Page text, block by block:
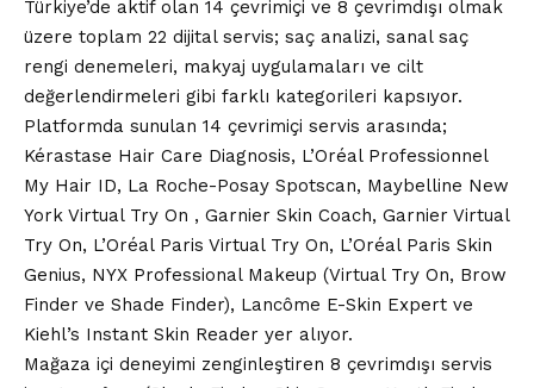
Türkiye’de aktif olan 14 çevrimiçi ve 8 çevrimdışı olmak
üzere toplam 22 dijital servis; saç analizi, sanal saç
rengi denemeleri, makyaj uygulamaları ve cilt
değerlendirmeleri gibi farklı kategorileri kapsıyor.
Platformda sunulan 14 çevrimiçi servis arasında;
Kérastase Hair Care Diagnosis, L’Oréal Professionnel
My Hair ID, La Roche-Posay Spotscan, Maybelline New
York Virtual Try On , Garnier Skin Coach, Garnier Virtual
Try On, L’Oréal Paris Virtual Try On, L’Oréal Paris Skin
Genius, NYX Professional Makeup (Virtual Try On, Brow
Finder ve Shade Finder), Lancôme E-Skin Expert ve
Kiehl’s Instant Skin Reader yer alıyor.
Mağaza içi deneyimi zenginleştiren 8 çevrimdışı servis